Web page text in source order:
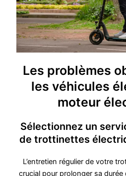
Les problèmes
les véhicules
moteur
Sélectionnez un
de trottinettes
L’entretien régulier de votre
crucial pour prolonger sa durée